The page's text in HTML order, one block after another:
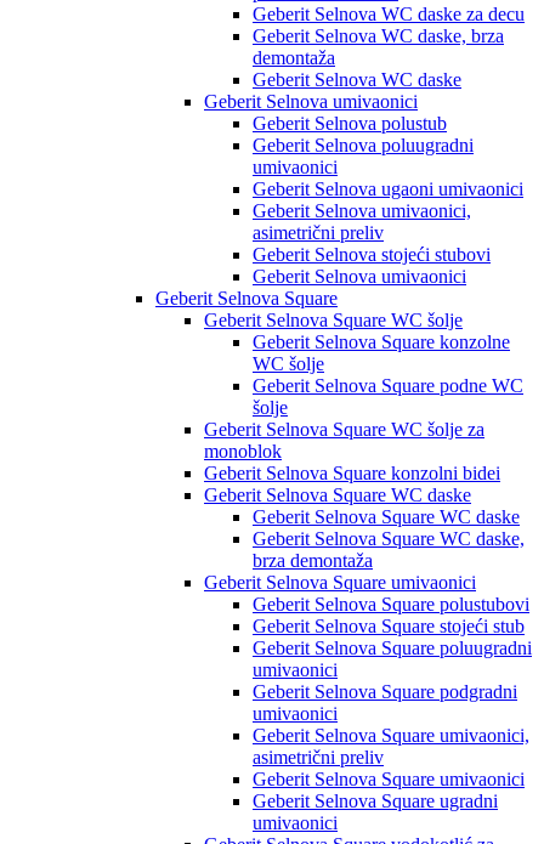
Geberit Selnova WC daske za decu
Geberit Selnova WC daske, brza
demontaža
Geberit Selnova WC daske
Geberit Selnova umivaonici
Geberit Selnova polustub
Geberit Selnova poluugradni
umivaonici
Geberit Selnova ugaoni umivaonici
Geberit Selnova umivaonici,
asimetrični preliv
Geberit Selnova stojeći stubovi
Geberit Selnova umivaonici
Geberit Selnova Square
Geberit Selnova Square WC šolje
Geberit Selnova Square konzolne
WC šolje
Geberit Selnova Square podne WC
šolje
Geberit Selnova Square WC šolje za
monoblok
Geberit Selnova Square konzolni bidei
Geberit Selnova Square WC daske
Geberit Selnova Square WC daske
Geberit Selnova Square WC daske,
brza demontaža
Geberit Selnova Square umivaonici
Geberit Selnova Square polustubovi
Geberit Selnova Square stojeći stub
Geberit Selnova Square poluugradni
umivaonici
Geberit Selnova Square podgradni
umivaonici
Geberit Selnova Square umivaonici,
asimetrični preliv
Geberit Selnova Square umivaonici
Geberit Selnova Square ugradni
umivaonici